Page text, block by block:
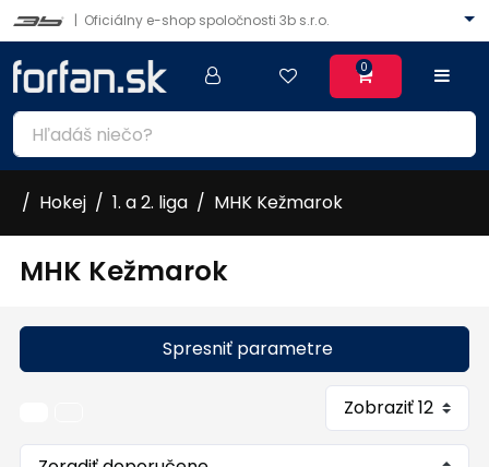
| Oficiálny e-shop spoločnosti 3b s.r.o.
0
Hokej 1. a 2. liga MHK Kežmarok
MHK Kežmarok
Spresniť parametre